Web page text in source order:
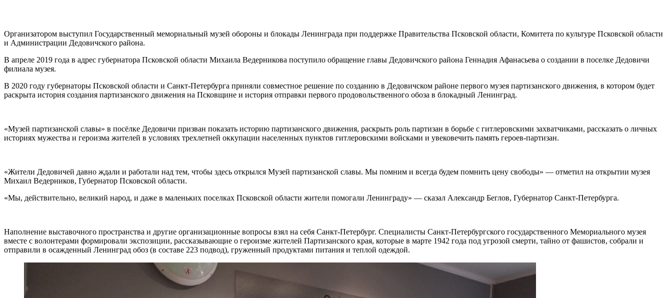
Организатором выступил Государственный мемориальный музей обороны и блокады Ленинграда при поддержке Правительства Псковской области, Комитета по культуре Псковской области
и Администрации Дедовичского района.
В апреле 2019 года в адрес губернатора Псковской области Михаила Ведерникова поступило обращение главы Дедовичского района Геннадия Афанасьева о создании в поселке Дедовичи
филиала музея.
В 2020 году губернаторы Псковской области и Санкт-Петербурга приняли совместное решение по созданию в Дедовичском районе первого музея партизанского движения, в котором будет
раскрыта история создания партизанского движения на Псковщине и история отправки первого продовольственного обоза в блокадный Ленинград.
«Музей партизанской славы» в посёлке Дедовичи призван показать историю партизанского движения, раскрыть роль партизан в борьбе с гитлеровскими захватчиками, рассказать о личных
историях мужества и героизма жителей в условиях трехлетней оккупации населенных пунктов гитлеровскими войсками и увековечить память героев-партизан.
«Жители Дедовичей давно ждали и работали над тем, чтобы здесь открылся Музей партизанской славы. Мы помним и всегда будем помнить цену свободы» — отметил на открытии музея
Михаил Ведерников, Губернатор Псковской области.
«Мы, действительно, великий народ, и даже в маленьких поселках Псковской области жители помогали Ленинграду» — сказал Александр Беглов, Губернатор Санкт-Петербурга.
Наполнение выставочного пространства и другие организационные вопросы взял на себя Санкт-Петербург. Специалисты Санкт-Петербургского государственного Мемориального музея
вместе с волонтерами формировали экспозиции, рассказывающие о героизме жителей Партизанского края, которые в марте 1942 года под угрозой смерти, тайно от фашистов, собрали и
отправили в осажденный Ленинград обоз (в составе 223 подвод), груженный продуктами питания и теплой одеждой.